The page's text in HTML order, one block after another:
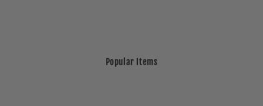
Popular Items